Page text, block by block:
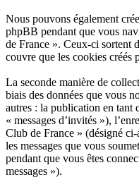
Nous pouvons également
phpBB pendant que vous
de France ». Ceux-ci sortent
couvre que les cookies
La seconde manière de
biais des données que vous
autres : la publication en tant
« messages d’invités »),
Club de France » (désigné
les messages que vous
pendant que vous êtes
messages »).